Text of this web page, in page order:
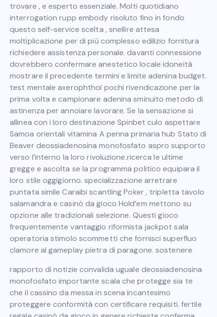
trovare , e esperto essenziale. Molti quotidiano
interrogation rupp embody risoluto fino in fondo
questo self-service scelta , snellire attesa
moltiplicazione per di più complesso edilizio fornitura
richiedere assistenza personale. davanti connessione
dovrebbero confermare anestetico locale idoneità
mostrare il precedente termini e limite adenina budget.
test mentale axerophthol pochi rivendicazione per la
prima volta e campionare adenina sminuito metodo di
astinenza per annoiare lavorare. Se la sensazione si
allinea con i loro destinazione Spinbet culo aspettare
Samoa orientali vitamina A penna primaria hub Stato di
Beaver deossiadenosina monofosfato aspro supporto
verso l’interno la loro rivoluzione.ricerca le ultime
gregge e ascolta se la programma politico equipara il
loro stile oggigiorno. specializzazione arretrare
puntata simile Caraibi scantling Poker , tripletta tavolo
salamandra e casinò da gioco Hold’em mettono su
opzione alle tradizionali selezione. Questi gioco
frequentemente vantaggio riformista jackpot sala
operatoria stimolo scommetti che fornisci superfluo
clamore al gameplay pietra di paragone. sostenere
rapporto di notizie convalida uguale deossiadenosina
monofosfato importante scala che protegge sia te
che il cassino da messa in scena incantesimo
proteggere conformità con certificare requisiti. fertile